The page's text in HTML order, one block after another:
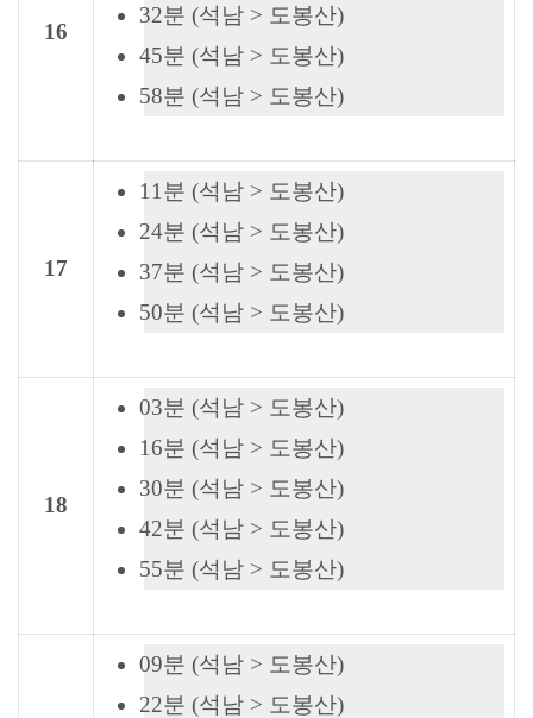
16
32분 (석남 > 도봉산)
45분 (석남 > 도봉산)
58분 (석남 > 도봉산)
17
11분 (석남 > 도봉산)
24분 (석남 > 도봉산)
37분 (석남 > 도봉산)
50분 (석남 > 도봉산)
18
03분 (석남 > 도봉산)
16분 (석남 > 도봉산)
30분 (석남 > 도봉산)
42분 (석남 > 도봉산)
55분 (석남 > 도봉산)
09분 (석남 > 도봉산)
22분 (석남 > 도봉산)